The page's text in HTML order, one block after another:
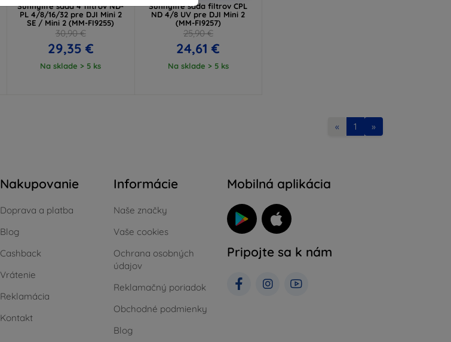
Sunnylife sada 4 filtrov ND-
PL 4/8/16/32 pre DJI Mini 2
SE / Mini 2 (MM-FI9255)
30,90 €
29,35 €
Na sklade > 5 ks
Sunnylife sada filtrov CPL
ND 4/8 UV pre DJI Mini 2
(MM-FI9257)
25,90 €
24,61 €
Na sklade > 5 ks
« 1 »
Nakupovanie
Doprava a platba
Blog
Cashback
Vrátenie
Reklamácia
Kontakt
Informácie
Naše značky
Vaše cookies
Ochrana osobných
údajov
Reklamačný poriadok
Obchodné podmienky
Blog
Mobilná aplikácia
Pripojte sa k nám